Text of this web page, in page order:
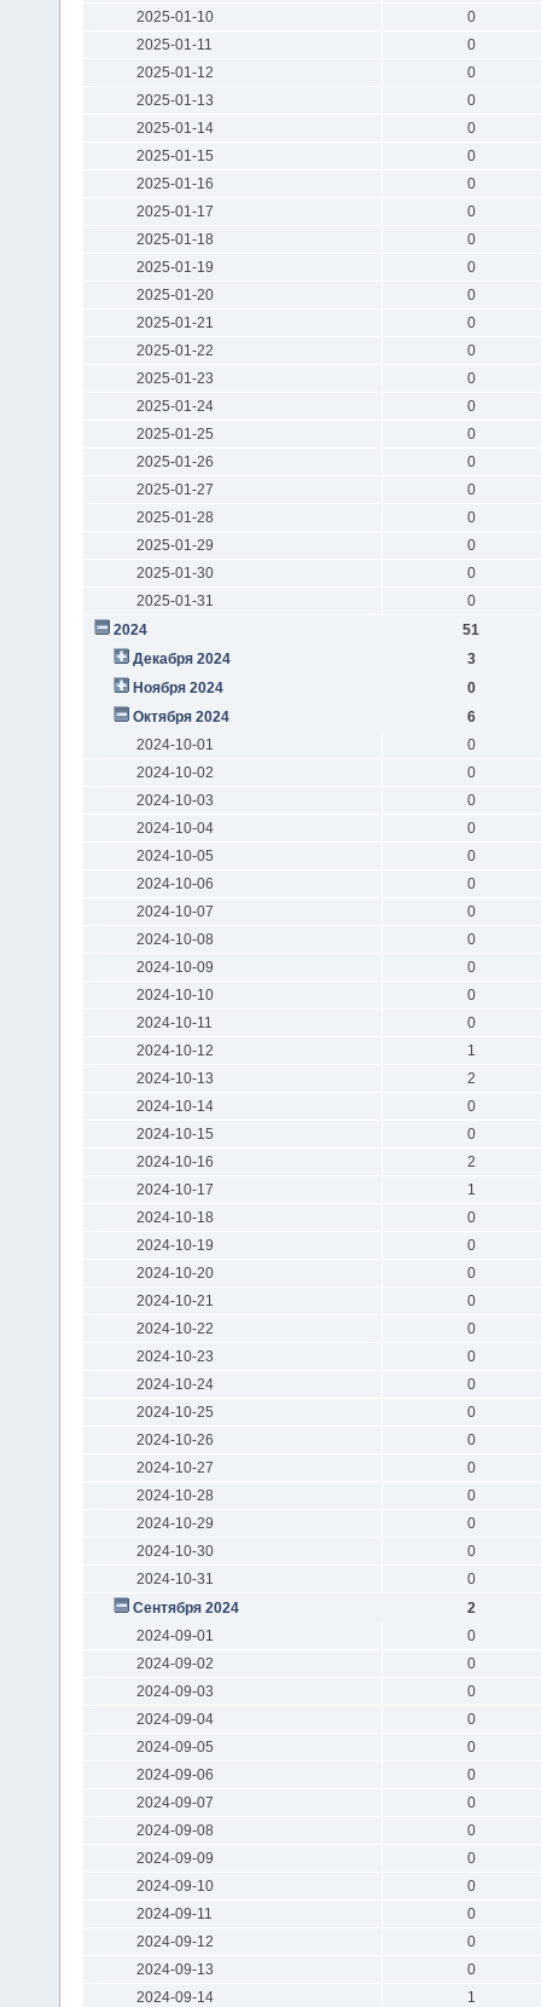
2025-01-10
0
2025-01-11
0
2025-01-12
0
2025-01-13
0
2025-01-14
0
2025-01-15
0
2025-01-16
0
2025-01-17
0
2025-01-18
0
2025-01-19
0
2025-01-20
0
2025-01-21
0
2025-01-22
0
2025-01-23
0
2025-01-24
0
2025-01-25
0
2025-01-26
0
2025-01-27
0
2025-01-28
0
2025-01-29
0
2025-01-30
0
2025-01-31
0
2024
51
Декабря 2024
3
Ноября 2024
0
Октября 2024
6
2024-10-01
0
2024-10-02
0
2024-10-03
0
2024-10-04
0
2024-10-05
0
2024-10-06
0
2024-10-07
0
2024-10-08
0
2024-10-09
0
2024-10-10
0
2024-10-11
0
2024-10-12
1
2024-10-13
2
2024-10-14
0
2024-10-15
0
2024-10-16
2
2024-10-17
1
2024-10-18
0
2024-10-19
0
2024-10-20
0
2024-10-21
0
2024-10-22
0
2024-10-23
0
2024-10-24
0
2024-10-25
0
2024-10-26
0
2024-10-27
0
2024-10-28
0
2024-10-29
0
2024-10-30
0
2024-10-31
0
Сентября 2024
2
2024-09-01
0
2024-09-02
0
2024-09-03
0
2024-09-04
0
2024-09-05
0
2024-09-06
0
2024-09-07
0
2024-09-08
0
2024-09-09
0
2024-09-10
0
2024-09-11
0
2024-09-12
0
2024-09-13
0
2024-09-14
1